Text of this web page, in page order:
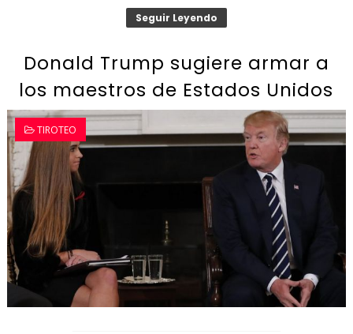
Seguir Leyendo
Donald Trump sugiere armar a
los maestros de Estados Unidos
TIROTEO